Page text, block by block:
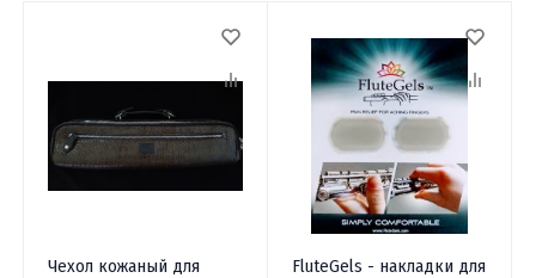
Чехол кожаный для
FluteGels - накладки для